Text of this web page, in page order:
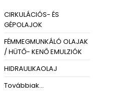
CIRKULÁCIÓS- ÉS
GÉPOLAJOK
FÉMMEGMUNKÁLÓ OLAJAK
/ HÜTŐ- KENŐ EMULZIÓK
HIDRAULIKAOLAJ
Továbbiak...